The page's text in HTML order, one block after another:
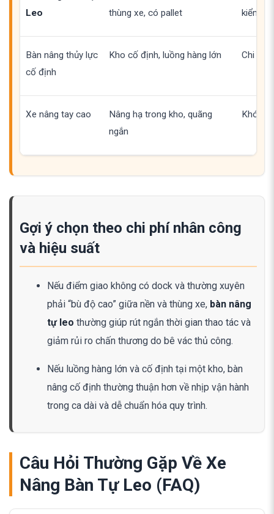
Leo
thùng xe, có pallet
kiểm
Bàn nâng thủy lực
cố định
Kho cố định, luồng hàng lớn Chi phí
Xe nâng tay cao
Nâng hạ trong kho, quãng
ngắn
Khó
Gợi ý chọn theo chi phí nhân công
và hiệu suất
Nếu điểm giao không có dock và thường xuyên
phải “bù độ cao” giữa nền và thùng xe, bàn nâng
tự leo thường giúp rút ngắn thời gian thao tác và
giảm rủi ro chấn thương do bê vác thủ công.
Nếu luồng hàng lớn và cố định tại một kho, bàn
nâng cố định thường thuận hơn về nhịp vận hành
trong ca dài và dễ chuẩn hóa quy trình.
Câu Hỏi Thường Gặp Về Xe
Nâng Bàn Tự Leo (FAQ)